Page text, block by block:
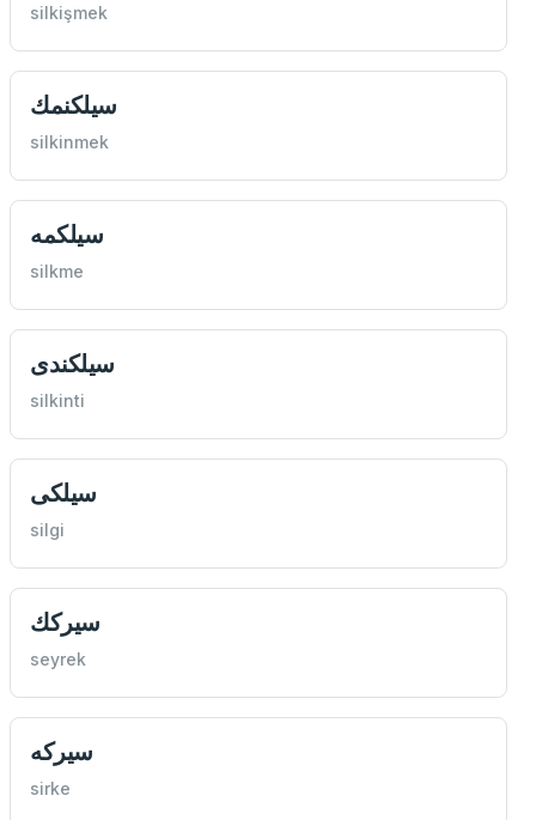
silkişmek
سيلكنمك
silkinmek
سيلكمه
silkme
سيلكندی
silkinti
سيلكی
silgi
سيركك
seyrek
سيركه
sirke